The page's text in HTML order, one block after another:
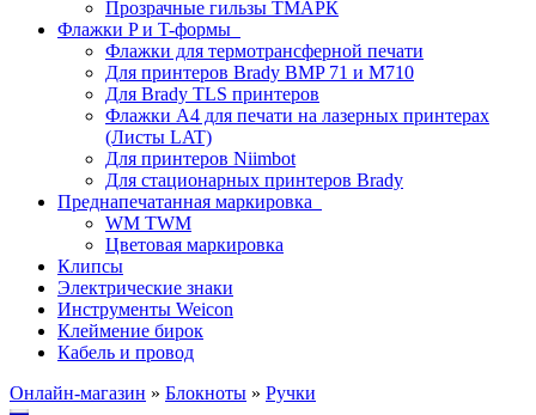
Прозрачные гильзы ТМАРК
Флажки P и T-формы
Флажки для термотрансферной печати
Для принтеров Brady BMP 71 и M710
Для Brady TLS принтеров
Флажки A4 для печати на лазерных принтерах
(Листы LAT)
Для принтеров Niimbot
Для стационарных принтеров Brady
Преднапечатанная маркировка
WM TWM
Цветовая маркировка
Клипсы
Электрические знаки
Инструменты Weicon
Клеймение бирок
Кабель и провод
Онлайн-магазин » Блокноты » Ручки